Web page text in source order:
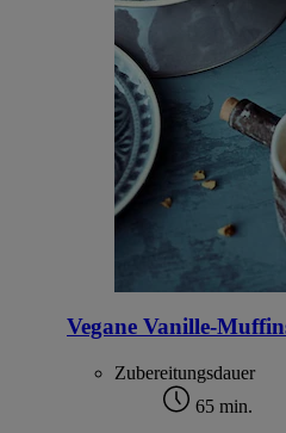
Vegane Vanille-
Zubereitungsdauer
65 min.